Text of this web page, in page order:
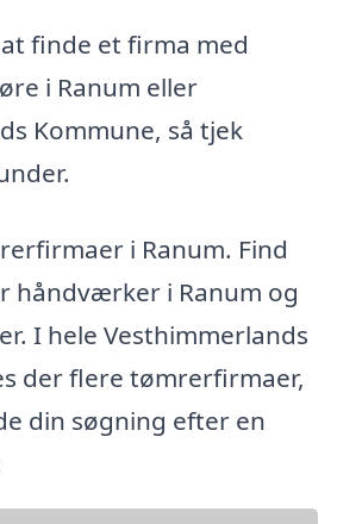
finde et firma med
i Ranum eller
Kommune, så tjek
i Ranum. Find
håndværker i Ranum og
I hele Vesthimmerlands
der flere tømrerfirmaer,
din søgning efter en